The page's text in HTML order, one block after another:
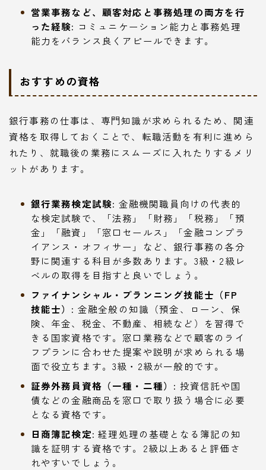
営業事務など、顧客対応と事務処理の両方を行
った経験: コミュニケーション能力と事務処理
能力をバランス良くアピールできます。
おすすめの資格
銀行事務の仕事は、専門知識が求められるため、関連
資格を取得しておくことで、転職活動を有利に進めら
れたり、就職後の業務にスムーズに入れたりするメリ
ットがあります。
銀行業務検定試験: 金融機関職員向けの代表的
な検定試験で、「法務」「財務」「税務」「預
金」「融資」「窓口セールス」「金融コンプラ
イアンス・オフィサー」など、銀行事務の各分
野に関連する科目が多数あります。3級・2級レ
ベルの取得を目指すと良いでしょう。
ファイナンシャル・プランニング技能士（FP
技能士）: 金融全般の知識（預金、ローン、保
険、年金、税金、不動産、相続など）を習得で
きる国家資格です。窓口業務などで顧客のライ
フプランに合わせた提案や説明が求められる場
面で役立ちます。3級・2級が一般的です。
証券外務員資格（一種・二種）: 投資信託や国
債などの金融商品を窓口で取り扱う場合に必要
となる資格です。
日商簿記検定: 経理処理の基礎となる簿記の知
識を証明する資格です。2級以上あると評価さ
れやすいでしょう。